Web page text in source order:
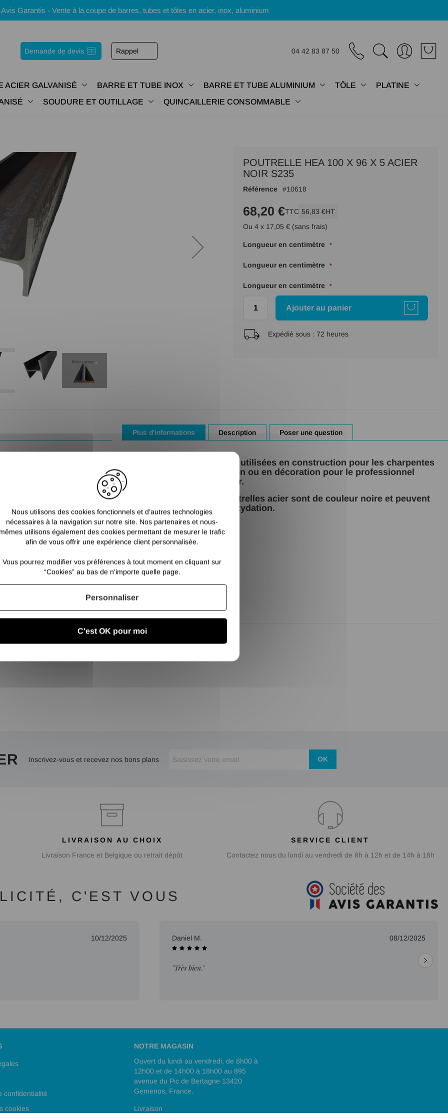
Garantis - Vente à la coupe de barres, tubes et tôles en acier, inox, aluminium
Demande de devis Rappel 04 42 83 87 50
ACIER GALVANISÉ BARRE ET TUBE INOX BARRE ET TUBE ALUMINIUM TÔLE
PLATINE
SOUDURE ET OUTILLAGE QUINCAILLERIE CONSOMMABLE
POUTRELLE HEA 100 X 96 X 5 ACIER
NOIR S235
Référence 10618
68,20 €TTC 56,83 €HT
Ou 4 x 17,05 € (sans frais)
Longueur en centimètre
Longueur en centimètre
Longueur en centimètre
Ajouter au panier
Expédié sous : 72 heures
POSSIBLES D'OXYDATION
Plus d'informations
Les poutrelles acier sont utilisées en construction pour les charpentes
métalliques, en rénovation ou en décoration pour le professionnel
comme pour le particulier.
De qualité S235, nos poutrelles acier sont de couleur noire et peuvent
présenter des traces d'oxydation.
Description Poser une question
Inscrivez-vous et recevez nos bons plans OK
LIVRAISON AU CHOIX
Livraison France et Belgique ou retrait dépôt
SERVICE CLIENT
Contactez nous du lundi au vendredi de 8h à 12h et de 14h à 18h
C'EST VOUS
10/12/2025 Daniel M. 08/12/2025
"Très bien."
confidentialité
cookies
NOTRE MAGASIN
Ouvert du lundi au vendredi, de 8h00 à
12h00 et de 14h00 à 18h00 au 895
avenue du Pic de Bertagne 13420
Gemenos, France.
Livraison
Nous utilisons des cookies fonctionnels et d’autres technologies
nécessaires à la navigation sur notre site. Nos partenaires et nous-
mêmes utilisons également des cookies permettant de mesurer le trafic
afin de vous offrir une expérience client personnalisée.
Vous pourrez modifier vos préférences à tout moment en cliquant sur
“Cookies” au bas de n'importe quelle page.
C'est OK pour moi
Personnaliser